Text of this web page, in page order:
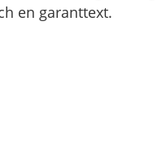
en garanttext.